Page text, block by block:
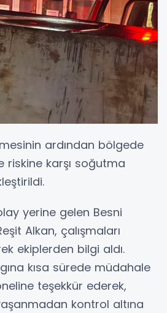
ardından bölgede
riskine karşı soğutma
yerine gelen Besni
Alkan, çalışmaları
ekiplerden bilgi aldı.
kısa sürede müdahale
teşekkür ederek,
kontrol altına